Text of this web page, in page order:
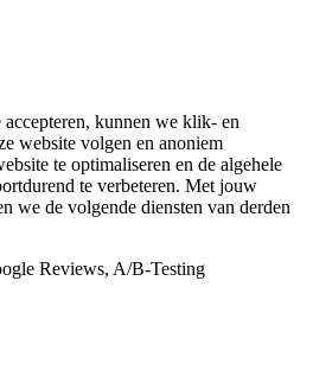
accepteren, kunnen we klik- en
website volgen en anoniem
te optimaliseren en de algehele
te verbeteren. Met jouw
we de volgende diensten van derden
Reviews, A/B-Testing